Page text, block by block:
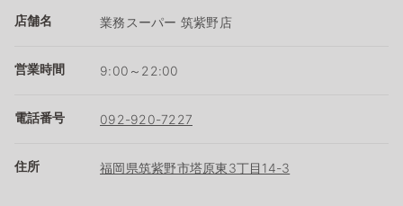
店舗名 業務スーパー 筑紫野店
営業時間 9:00～22:00
電話番号 092-920-7227
住所 福岡県筑紫野市塔原東3丁目14-3